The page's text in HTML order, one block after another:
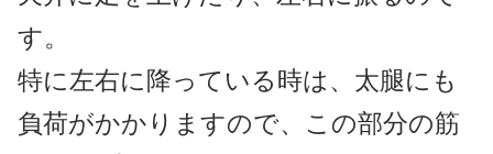
す。
特に左右に降っている時は、太腿にも
負荷がかかりますので、この部分の筋